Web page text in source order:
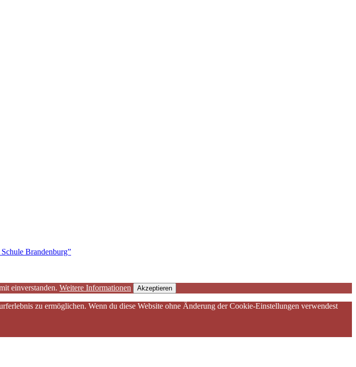
Brandenburg”
einverstanden. Weitere Informationen Akzeptieren
zu ermöglichen. Wenn du diese Website ohne Änderung der Cookie-Einstellungen verwendest